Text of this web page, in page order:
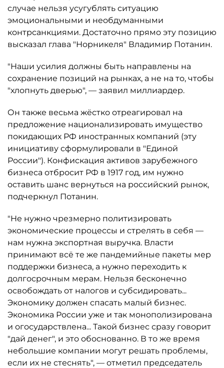
случае нельзя усугублять ситуацию
эмоциональными и необдуманными
контрсанкциями. Достаточно прямо эту позицию
высказал глава "Норникеля" Владимир Потанин.
"Наши усилия должны быть направлены на
сохранение позиций на рынках, а не на то, чтобы
"хлопнуть дверью", — заявил миллиардер.
Он также весьма жёстко отреагировал на
предложение национализировать имущество
покидающих РФ иностранных компаний (эту
инициативу сформулировали в "Единой
России"). Конфискация активов зарубежного
бизнеса отбросит РФ в 1917 год, им нужно
оставить шанс вернуться на российский рынок,
подчеркнул Потанин.
"Не нужно чрезмерно политизировать
экономические процессы и стрелять в себя —
нам нужна экспортная выручка. Власти
принимают всё те же пандемийные пакеты мер
поддержки бизнеса, а нужно переходить к
долгосрочным мерам. Нельзя бесконечно
освобождать от налогов и субсидировать...
Экономику должен спасать малый бизнес.
Экономика России уже и так монополизирована
и огосударствлена... Такой бизнес сразу говорит
"дай денег", и это обоснованно. В то же время
небольшие компании могут решать проблемы,
если их не стеснять", — отметил председатель